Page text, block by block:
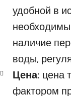
удобной в
наличие
воды,
Цена: цена
фактором